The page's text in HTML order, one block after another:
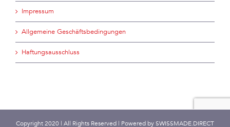
Impressum
Allgemeine Geschäftsbedingungen
Haftungsausschluss
Copyright 2020 | All Rights Reserved | Powered by SWISSMADE.DIRECT